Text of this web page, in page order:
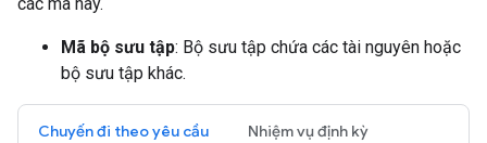
Mã bộ sưu tập: Bộ sưu tập chứa các tài nguyên hoặc
bộ sưu tập khác.
Chuyến đi theo yêu cầu Nhiệm vụ định kỳ